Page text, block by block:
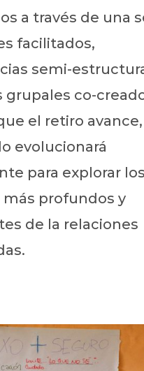
a través de una
facilitados,
semi-
grupales co-
el retiro
evolucionará
para explorar los
más profundos y
de la relaciones